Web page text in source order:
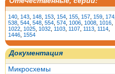
140 143 148 153 154 155 157 159 174
538 544 548 554 574 1006 1008 1016
1022 1025 1032 1103 1107 1113 1114
1446 1554
Документация
Микросхемы